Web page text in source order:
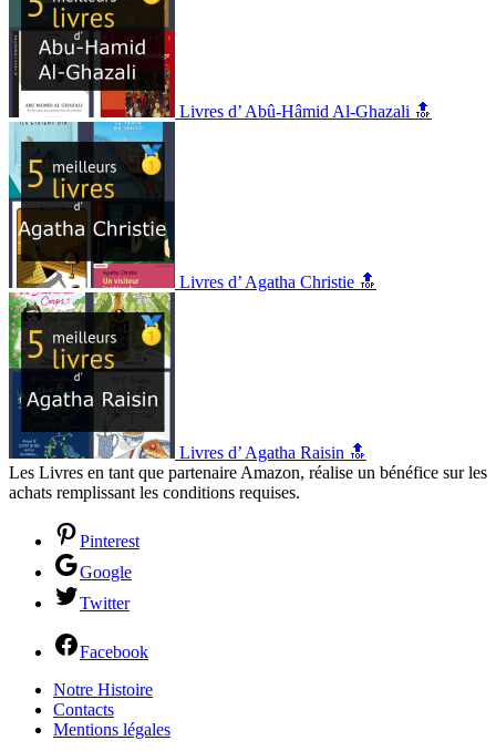
Livres d’ Abû-Hâmid Al-Ghazali 🔝
Livres d’ Agatha Christie 🔝
Livres d’ Agatha Raisin 🔝
Les Livres en tant que partenaire Amazon, réalise un bénéfice sur les
achats remplissant les conditions requises.
Pinterest
Google
Twitter
Facebook
Notre Histoire
Contacts
Mentions légales